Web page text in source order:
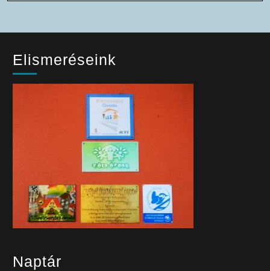
Elismeréseink
Naptár